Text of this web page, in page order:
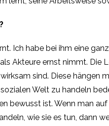
Ich habe bei ihm eine
Akteure ernst nimmt. Die
sind. Diese hängen
Welt zu handeln
bewusst ist. Wenn man
wie sie es tun, dann